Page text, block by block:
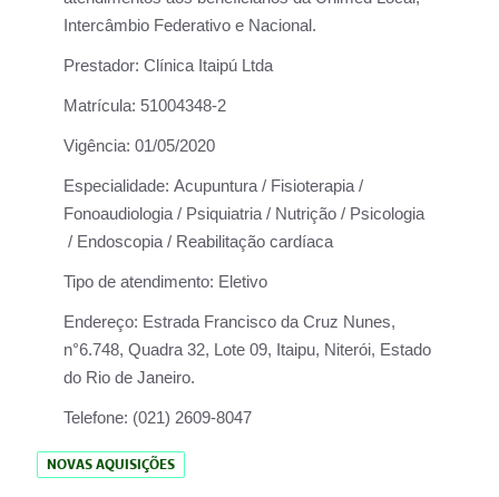
Intercâmbio Federativo e Nacional.
Prestador: Clínica Itaipú Ltda
Matrícula: 51004348-2
Vigência: 01/05/2020
Especialidade: Acupuntura / Fisioterapia /
Fonoaudiologia / Psiquiatria / Nutrição / Psicologia
/ Endoscopia / Reabilitação cardíaca
Tipo de atendimento: Eletivo
Endereço: Estrada Francisco da Cruz Nunes,
n°6.748, Quadra 32, Lote 09, Itaipu, Niterói, Estado
do Rio de Janeiro.
Telefone: (021) 2609-8047
NOVAS AQUISIÇÕES